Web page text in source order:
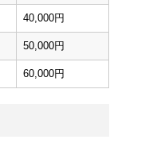
40,000円
50,000円
60,000円